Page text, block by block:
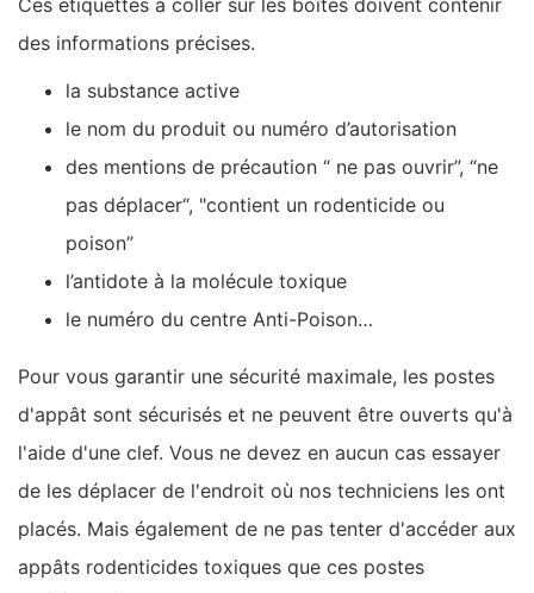
des informations précises.
la substance active
le nom du produit ou numéro d’autorisation
des mentions de précaution “ ne pas ouvrir”, “ne
pas déplacer“, "contient un rodenticide ou
poison”
l’antidote à la molécule toxique
le numéro du centre Anti-Poison…
Pour vous garantir une sécurité maximale, les postes
d'appât sont sécurisés et ne peuvent être ouverts qu'à
l'aide d'une clef. Vous ne devez en aucun cas essayer
de les déplacer de l'endroit où nos techniciens les ont
placés. Mais également de ne pas tenter d'accéder aux
appâts rodenticides toxiques que ces postes